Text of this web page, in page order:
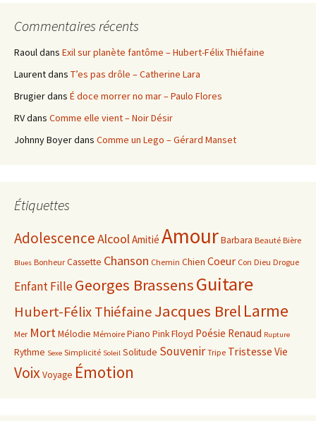
Commentaires récents
Raouldans Exil sur planète fantôme – Hubert-Félix Thiéfaine
Laurentdans T’es pas drôle – Catherine Lara
Brugierdans É doce morrer no mar – Paulo Flores
RVdans Comme elle vient – Noir Désir
Johnny Boyerdans Comme un Lego – Gérard Manset
Étiquettes
AdolescenceAlcoolAmitié AmourBarbara Beauté Bière
Blues Bonheur Cassette Chanson Chemin Chien Coeur Con Dieu Drogue
EnfantFilleGeorges BrassensGuitare
Hubert-Félix ThiéfaineJacques Brel Larme
Mer MortMélodie Mémoire Piano Pink Floyd Poésie Renaud Rupture
Rythme Sexe Simplicité Soleil Solitude Souvenir Tripe Tristesse Vie
VoixVoyage Émotion